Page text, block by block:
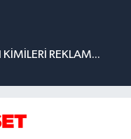
KİMİLERİ REKLAM...